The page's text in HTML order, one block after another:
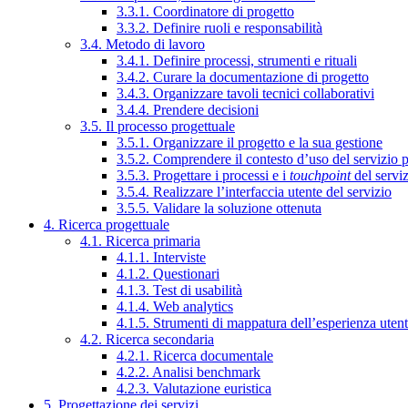
3.3.1. Coordinatore di progetto
3.3.2. Definire ruoli e responsabilità
3.4. Metodo di lavoro
3.4.1. Definire processi, strumenti e rituali
3.4.2. Curare la documentazione di progetto
3.4.3. Organizzare tavoli tecnici collaborativi
3.4.4. Prendere decisioni
3.5. Il processo progettuale
3.5.1. Organizzare il progetto e la sua gestione
3.5.2. Comprendere il contesto d’uso del servizio
3.5.3. Progettare i processi e i touchpointdel
3.5.4. Realizzare l’interfaccia utente del servizio
3.5.5. Validare la soluzione ottenuta
4. Ricerca progettuale
4.1. Ricerca primaria
4.1.1. Interviste
4.1.2. Questionari
4.1.3. Test di usabilità
4.1.4. Web analytics
4.1.5. Strumenti di mappatura dell’esperienza
4.2. Ricerca secondaria
4.2.1. Ricerca documentale
4.2.2. Analisi benchmark
4.2.3. Valutazione euristica
5. Progettazione dei servizi